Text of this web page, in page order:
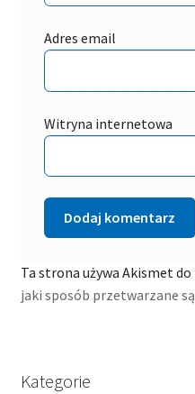
Adres email
Witryna internetowa
Ta strona używa Akismet
jaki sposób przetwarzane
Kategorie